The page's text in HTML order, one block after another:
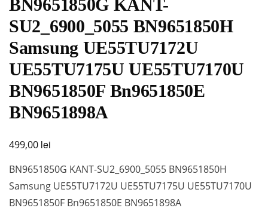
BN9651850G KANT-
SU2_6900_5055 BN9651850H
Samsung UE55TU7172U
UE55TU7175U UE55TU7170U
BN9651850F Bn9651850E
BN9651898A
499,00 lei
BN9651850G KANT-SU2_6900_5055 BN9651850H
Samsung UE55TU7172U UE55TU7175U UE55TU7170U
BN9651850F Bn9651850E BN9651898A